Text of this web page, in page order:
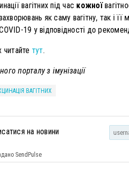
вагітних під час кожної
як саму вагітну, так і
19 у відповідності до
читайте тут.
порталу з імунізації
ВАГІТНИХ
на новини
SendPulse